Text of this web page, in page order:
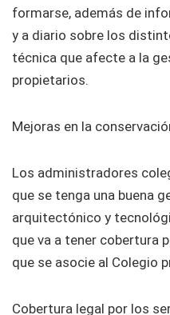
formarse, además de
y a diario sobre los
técnica que afecte a la
propietarios.
Mejoras en la
Los administradores
que se tenga una buena
arquitectónico y
que va a tener cobertura
que se asocie al Colegio
Cobertura legal por los